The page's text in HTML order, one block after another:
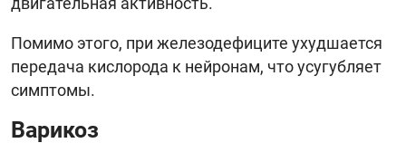
Помимо этого, при железодефиците ухудшается
передача кислорода к нейронам, что усугубляет
симптомы.
Варикоз